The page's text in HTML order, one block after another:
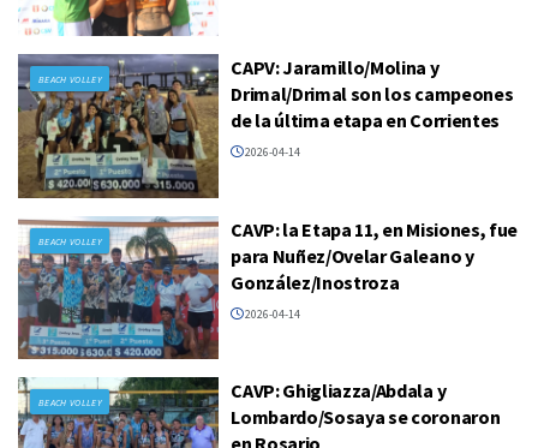
BEACH VOLLEY
CAPV: Jaramillo/Molina y
Drimal/Drimal son los campeones
de la última etapa en Corrientes
2026-04-14
BEACH VOLLEY
CAVP: la Etapa 11, en Misiones, fue
para Nuñez/Ovelar Galeano y
González/Inostroza
2026-04-14
BEACH VOLLEY
CAVP: Ghigliazza/Abdala y
Lombardo/Sosaya se coronaron